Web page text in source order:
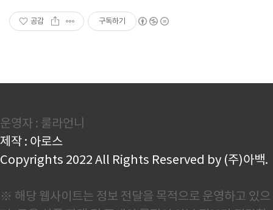
공감 구독하기
운영자 : 룰라언니
제작 : 아로스
Copyrights 2022 All Rights Reserved by (주)아백.
※ 해당 웹사이트는 정보 전달을 목적으로 운영하고 있으